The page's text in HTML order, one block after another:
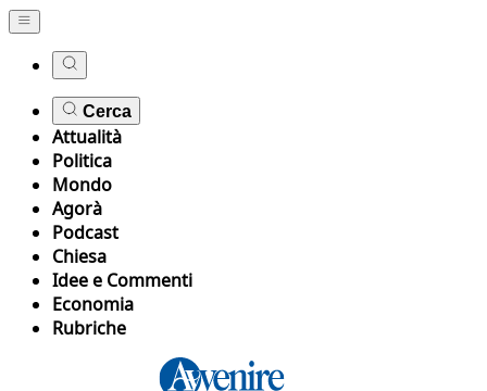
Cerca
Attualità
Politica
Mondo
Agorà
Podcast
Chiesa
Idee e Commenti
Economia
Rubriche